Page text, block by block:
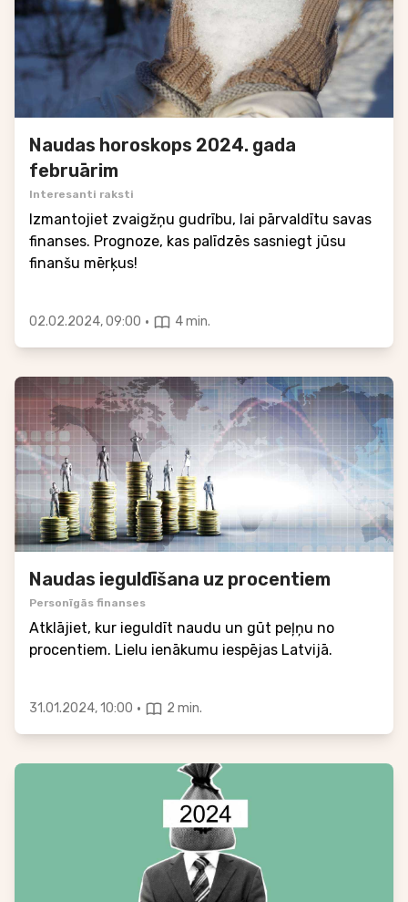
Naudas horoskops 2024. gada
februārim
Interesanti raksti
Izmantojiet zvaigžņu gudrību, lai pārvaldītu savas
finanses. Prognoze, kas palīdzēs sasniegt jūsu
finanšu mērķus!
02.02.2024, 09:00 · 4 min.
Naudas ieguldīšana uz procentiem
Personīgās finanses
Atklājiet, kur ieguldīt naudu un gūt peļņu no
procentiem. Lielu ienākumu iespējas Latvijā.
31.01.2024, 10:00 · 2 min.